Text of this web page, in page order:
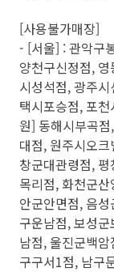
[사용불가매장]
- [서울] : 관악구
양천구신정점,
시성석점, 광주
택시포승점, 포
원] 동해시부곡
대점, 원주시오
창군대관령점,
목리점, 화천군
안군안면점, 음
구운남점, 보성
남점, 울진군백
구구서1점, 남구